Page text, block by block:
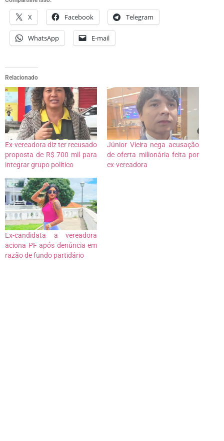
X Facebook Telegram
WhatsApp E-mail
Relacionado
Ex-vereadora diz ter recusado
proposta de R$ 700 mil para
integrar grupo político
Júnior Vieira nega acusação
de oferta milionária feita por
ex-vereadora
Ex-candidata a vereadora
aciona PF após denúncia em
razão de fundo partidário